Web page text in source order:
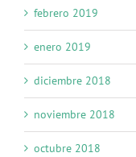
febrero 2019
enero 2019
diciembre 2018
noviembre 2018
octubre 2018